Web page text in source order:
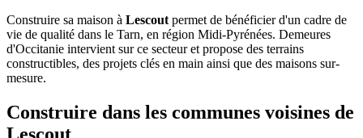
Construire sa maison à Lescout permet de bénéficier d'un cadre de
vie de qualité dans le Tarn, en région Midi-Pyrénées. Demeures
d'Occitanie intervient sur ce secteur et propose des terrains
constructibles, des projets clés en main ainsi que des maisons sur-
mesure.
Construire dans les communes voisines de
Lescout